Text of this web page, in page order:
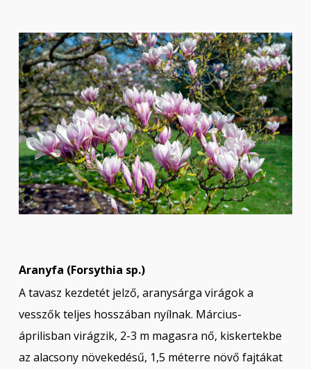
Aranyfa (Forsythia sp.)
A tavasz kezdetét jelző, aranysárga virágok a
vesszők teljes hosszában nyílnak. Március-
áprilisban virágzik, 2-3 m magasra nő, kiskertekbe
az alacsony növekedésű, 1,5 méterre növő fajtákat